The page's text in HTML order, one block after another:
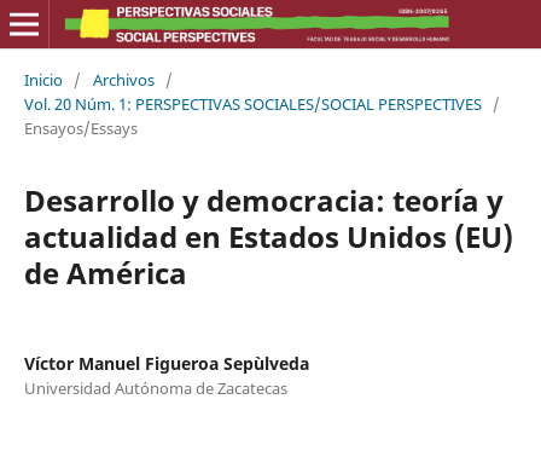
Inicio / Archivos /
Vol. 20 Núm. 1: PERSPECTIVAS SOCIALES/SOCIAL PERSPECTIVES /
Ensayos/Essays
Desarrollo y democracia: teoría y
actualidad en Estados Unidos (EU)
de América
Víctor Manuel Figueroa Sepùlveda
Universidad Autónoma de Zacatecas